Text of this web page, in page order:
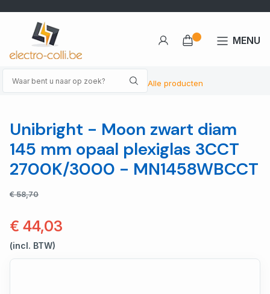
Alle producten
MENU
Unibright - Moon zwart diam
145 mm opaal plexiglas 3CCT
2700K/3000 - MN1458WBCCT
€ 58,70
€ 44,03
(incl. BTW)